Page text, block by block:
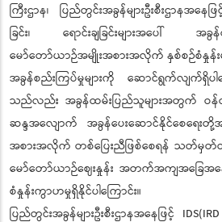
ကြီးဌာန၊ ပြည်တွင်းအခွန်များဦးစီးဌာနအန
ခြင်း၊ ရောင်းချခြင်းများအပေါ် အ
မော်တော်ယာဉ်အမျိုးအစားအလိုက် နှစ်စဉ်စံနှုန်
အခွန်စည်းကြပ်မှုများကို ဆောင်ရွက်လျက်ရှိပါ
သည်လည်း အခွန်ထမ်းပြည်သူများအတွက် ဝန်ထု
ဆန္ဒအလျောက် အခွန်ပေးဆောင်နိုင်စေရေး
အစားအလိုက် တစ်ပြေးညီဖြစ်စေရန် သတ်မှတ်ထာ
မော်တော်ယာဉ်ဈေးနှုန်း အတက်အကျအခြေအနေ
စံနှုန်းကွာဟမှုရှိနိုင်ပါကြောင်း။
ပြည်တွင်းအခွန်များဦးစီးဌာနအနေဖြင့်